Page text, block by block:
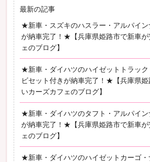
最新の記事
★新車・スズキのハスラー・アルパイン
が納車完了！★【兵庫県姫路市で新車が
ェのブログ】
★新車・ダイハツのハイゼットトラック
ビセット付きが納車完了！★【兵庫県
いカーズカフェのブログ】
★新車・ダイハツのタフト・アルパイン
が納車完了！★【兵庫県姫路市で新車が
ェのブログ】
★新車・ダイハツのハイゼットカーゴ・